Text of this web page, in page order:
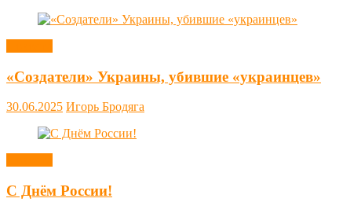
«Создатели» Украины, убившие «украинцев»
30.06.2025 Игорь Бродяга
С Днём России!